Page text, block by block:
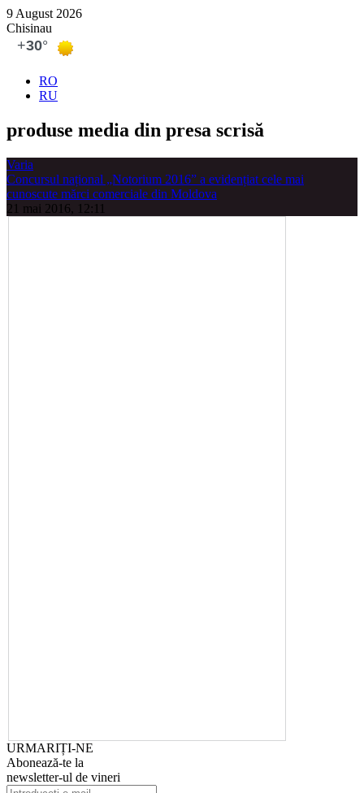
9 August 2026
Chisinau
RO
RU
produse media din presa scrisă
Varia
Concursul național „Notorium 2016” a evidențiat cele mai
cunoscute mărci comerciale din Moldova
21 mai 2016, 12:11
URMARIȚI-NE
Abonează-te la
newsletter-ul de vineri